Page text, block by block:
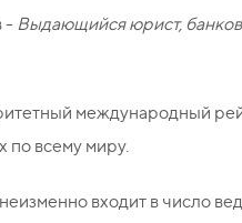
- Выдающийся юрист,
международный
по всему миру.
входит в число